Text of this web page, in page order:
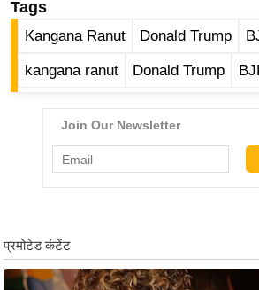
ग
त
बॉ
फि
ल्म
Tags
Kangana Ranut Donald Trump
kangana ranut Donald Trump